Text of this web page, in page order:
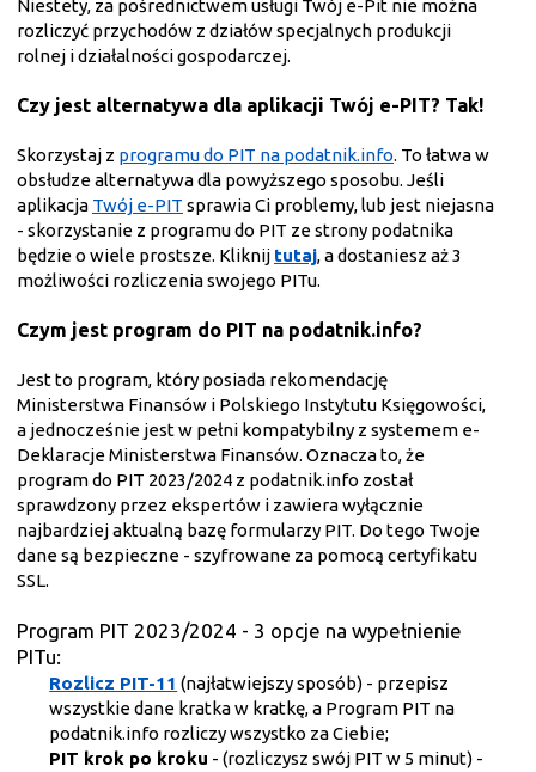
Niestety, za pośrednictwem usługi Twój e-Pit nie można
rozliczyć przychodów z działów specjalnych produkcji
rolnej i działalności gospodarczej.
Czy jest alternatywa dla aplikacji Twój e-PIT? Tak!
Skorzystaj z programu do PIT na podatnik.info. To łatwa w
obsłudze alternatywa dla powyższego sposobu. Jeśli
aplikacja Twój e-PIT sprawia Ci problemy, lub jest niejasna
- skorzystanie z programu do PIT ze strony podatnika
będzie o wiele prostsze. Kliknij tutaj, a dostaniesz aż 3
możliwości rozliczenia swojego PITu.
Czym jest program do PIT na podatnik.info?
Jest to program, który posiada rekomendację
Ministerstwa Finansów i Polskiego Instytutu Księgowości,
a jednocześnie jest w pełni kompatybilny z systemem e-
Deklaracje Ministerstwa Finansów. Oznacza to, że
program do PIT 2023/2024 z podatnik.info został
sprawdzony przez ekspertów i zawiera wyłącznie
najbardziej aktualną bazę formularzy PIT. Do tego Twoje
dane są bezpieczne - szyfrowane za pomocą certyfikatu
SSL.
Program PIT 2023/2024 - 3 opcje na wypełnienie
PITu:
Rozlicz PIT-11 (najłatwiejszy sposób) - przepisz
wszystkie dane kratka w kratkę, a Program PIT na
podatnik.info rozliczy wszystko za Ciebie;
PIT krok po kroku - (rozliczysz swój PIT w 5 minut) -